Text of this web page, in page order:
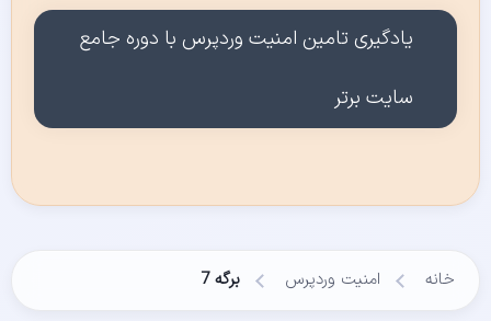
یادگیری تامین امنیت وردپرس با دوره جامع
سایت برتر
خانه امنیت وردپرس برگه 7